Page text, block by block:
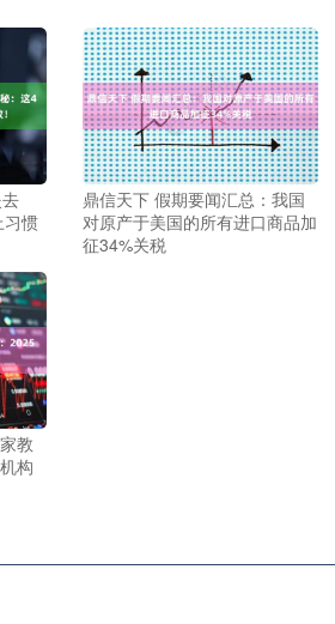
习惯
鼎信天下 假期要闻汇总：我国
对原产于美国的所有进口商品加
征34%关税
教
构